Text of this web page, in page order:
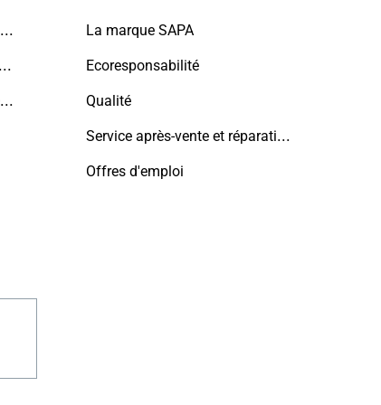
5ème façade : le toit, nouveau terrain de jeu de l'architecture contemporaine
5 points à prendre en compte avant de construire une nouvelle maison
Maison privée avec espace de bureau, Pajottenland
La marque SAPA
Ecoresponsabilité
Qualité
Service après-vente et réparations
Offres d'emploi